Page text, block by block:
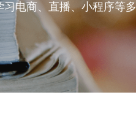
习电商、直播、小程序等